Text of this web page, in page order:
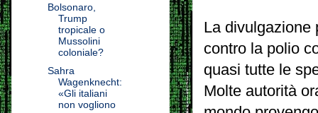
La divulgazione
contro la polio
quasi tutte le
Molte autorità
Bolsonaro,
Trump
tropicale o
Mussolini
coloniale?
Sahra
Wagenknecht:
«Gli italiani
non vogliono